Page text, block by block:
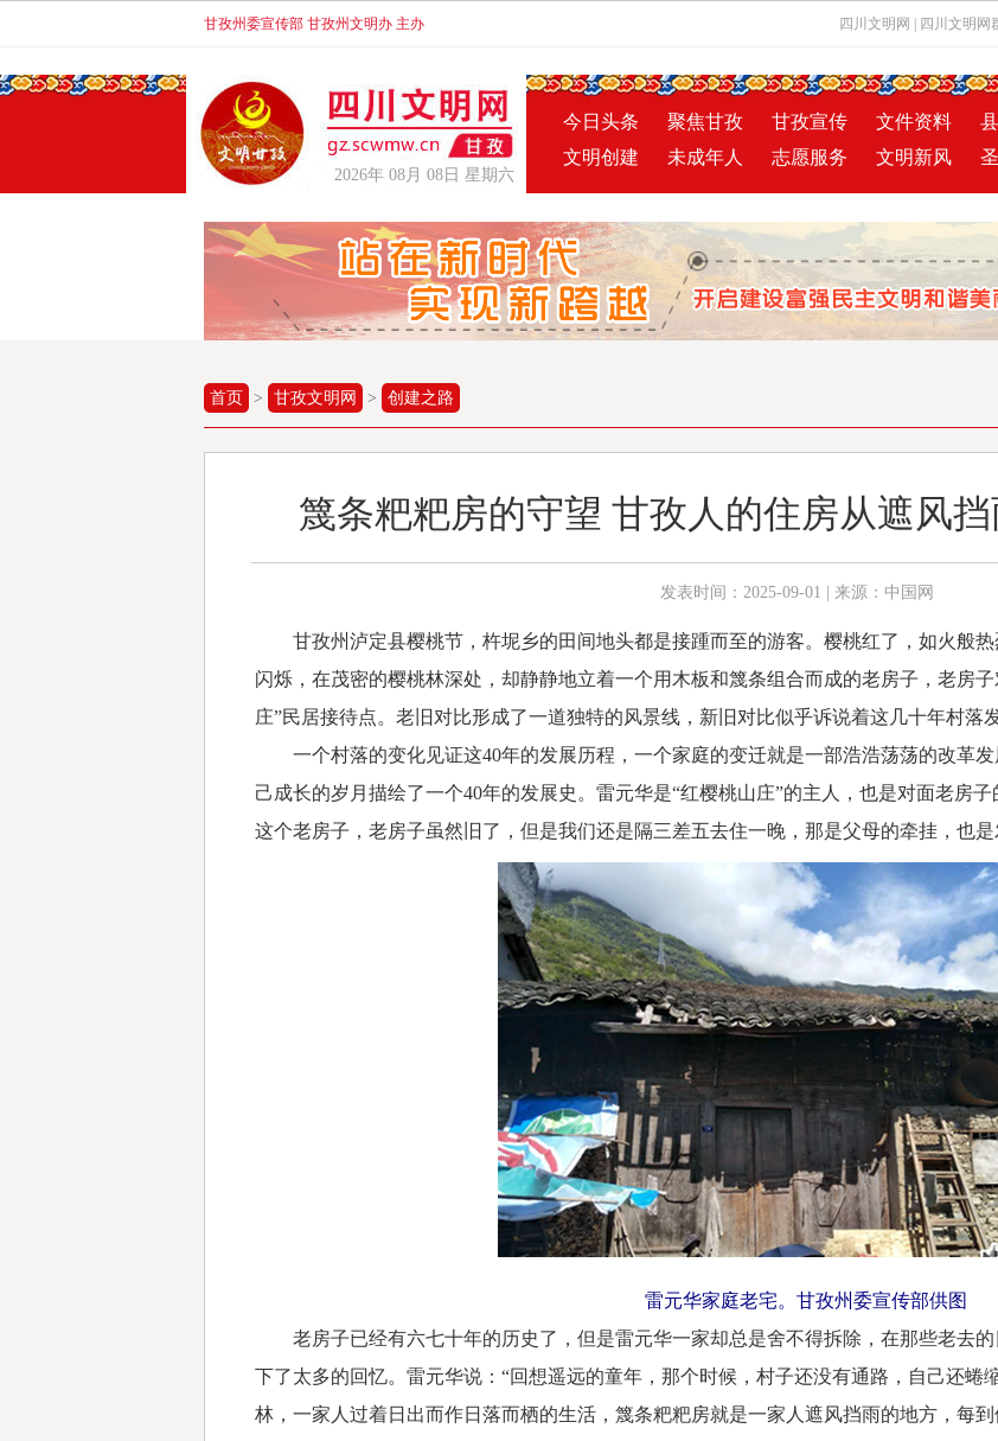
甘孜州委宣传部 甘孜州文明办 主办 四川文明网 四川文明网
2026年 08月 08日 星期六
今日头条 聚焦甘孜 甘孜宣传 文件资料
文明创建
未成年人 志愿服务 文明新风
首页 > 甘孜文明网 > 创建之路
篾条粑粑房的守望 甘孜人的住房从遮风
发表时间：2025-09-01 | 来源：中国网
甘孜州泸定县樱桃节，杵坭乡的田间地头都是接踵而至的游客。樱桃红了，如火般热
闪烁，在茂密的樱桃林深处，却静静地立着一个用木板和篾条组合而成的老房子，老房
庄”民居接待点。老旧对比形成了一道独特的风景线，新旧对比似乎诉说着这几十年村落
一个村落的变化见证这40年的发展历程，一个家庭的变迁就是一部浩浩荡荡的改革发
己成长的岁月描绘了一个40年的发展史。雷元华是“红樱桃山庄”的主人，也是对面老房
这个老房子，老房子虽然旧了，但是我们还是隔三差五去住一晚，那是父母的牵挂，也是
雷元华家庭老宅。甘孜州委宣传部供图
老房子已经有六七十年的历史了，但是雷元华一家却总是舍不得拆除，在那些老去的
下了太多的回忆。雷元华说：“回想遥远的童年，那个时候，村子还没有通路，自己还蜷
林，一家人过着日出而作日落而栖的生活，篾条粑粑房就是一家人遮风挡雨的地方，每